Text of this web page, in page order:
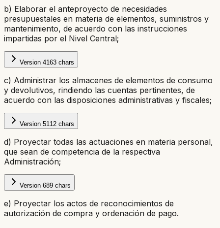
b) Elaborar el anteproyecto de necesidades
presupuestales en materia de elementos, suministros y
mantenimiento, de acuerdo con las instrucciones
impartidas por el Nivel Central;
Version 4163 chars
c) Administrar los almacenes de elementos de consumo
y devolutivos, rindiendo las cuentas pertinentes, de
acuerdo con las disposiciones administrativas y fiscales;
Version 5112 chars
d) Proyectar todas las actuaciones en materia personal,
que sean de competencia de la respectiva
Administración;
Version 689 chars
e) Proyectar los actos de reconocimientos de
autorización de compra y ordenación de pago.